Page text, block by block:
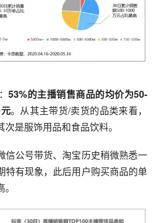
53%的主播销售商品的均价为50-
。从其主带货/卖货的品类来看，
是服饰用品和食品饮料。
信公号带货、淘宝历史稍微熟悉一
特有现象，此后用户购买商品的单